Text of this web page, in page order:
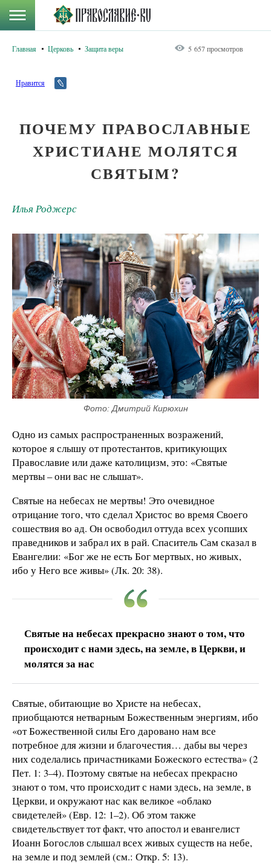
Главная Церковь Защита веры 5 657 просмотров
Нравится
ПОЧЕМУ ПРАВОСЛАВНЫЕ
ХРИСТИАНЕ МОЛЯТСЯ
СВЯТЫМ?
Илья Роджерс
Фото: Дмитрий Кирюхин
Одно из самых распространенных возражений,
которое я слышу от протестантов, критикующих
Православие или даже католицизм, это: «Святые
мертвы – они вас не слышат».
Святые на небесах не мертвы! Это очевидное
отрицание того, что сделал Христос во время Своего
сошествия во ад. Он освободил оттуда всех усопших
праведников и забрал их в рай. Спаситель Сам сказал в
Евангелии: «Бог же не есть Бог мертвых, но живых,
ибо у Него все живы» (Лк. 20: 38).
Святые на небесах прекрасно знают о том, что
происходит с нами здесь, на земле, в Церкви, и
молятся за нас
Святые, обитающие во Христе на небесах,
приобщаются нетварным Божественным энергиям, ибо
«от Божественной силы Его даровано нам все
потребное для жизни и благочестия… дабы вы через
них соделались причастниками Божеского естества» (2
Пет. 1: 3–4). Поэтому святые на небесах прекрасно
знают о том, что происходит с нами здесь, на земле, в
Церкви, и окружают нас как великое «облако
свидетелей» (Евр. 12: 1–2). Об этом также
свидетельствует тот факт, что апостол и евангелист
Иоанн Богослов слышал всех живых существ на небе,
на земле и под землей (см.: Откр. 5: 13).